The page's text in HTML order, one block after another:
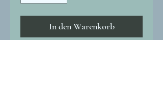
In den Warenkorb